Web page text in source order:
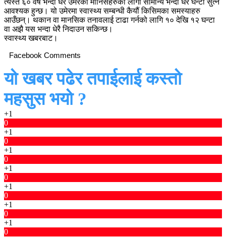
त्यस्तै ६० वर्ष भन्दा धेरै उमेरका मानिसहरुको लागी सामान्य भन्दा धेरै घन्टा सुत्न
आवश्यक हुन्छ। यो उमेरमा स्वास्थ्य सम्बन्धी कैयौं किसिमका समस्याहरु
आउँछन्। थकान वा मानसिक तनावलाई टाढा गर्नको लागि १० देखि १२ घन्टा
वा अझै यस भन्दा धेरै निदाउन सकिन्छ।
स्वास्थ्य खबरबाट।
Facebook Comments
यो खबर पढेर तपाईलाई कस्तो
महसुस भयो ?
+1
0
+1
0
+1
0
+1
0
+1
0
+1
0
+1
0